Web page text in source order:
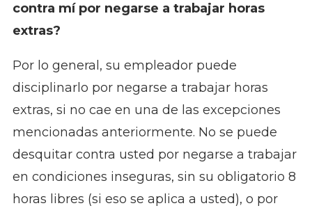
contra mí por negarse a trabajar horas
extras?
Por lo general, su empleador puede
disciplinarlo por negarse a trabajar horas
extras, si no cae en una de las excepciones
mencionadas anteriormente. No se puede
desquitar contra usted por negarse a trabajar
en condiciones inseguras, sin su obligatorio 8
horas libres (si eso se aplica a usted), o por